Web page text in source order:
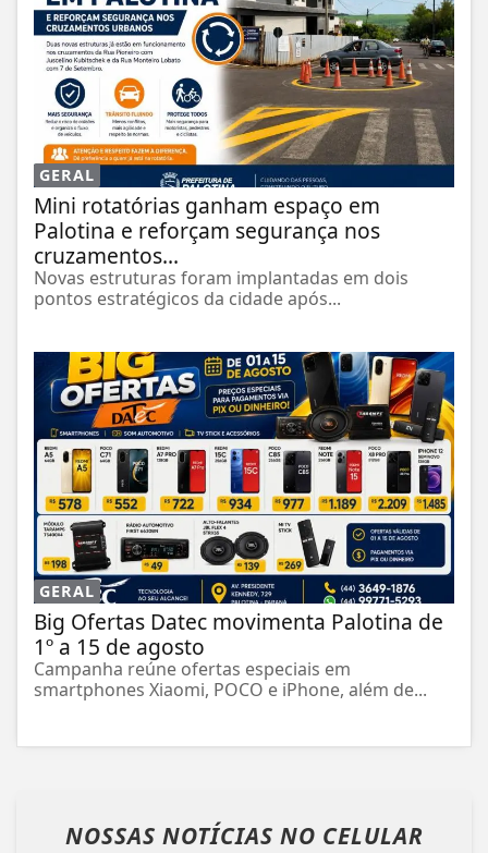
GERAL
Mini rotatórias ganham espaço em
Palotina e reforçam segurança nos
cruzamentos...
Novas estruturas foram implantadas em dois
pontos estratégicos da cidade após...
GERAL
Big Ofertas Datec movimenta Palotina de
1º a 15 de agosto
Campanha reúne ofertas especiais em
smartphones Xiaomi, POCO e iPhone, além de...
NOSSAS NOTÍCIAS NO CELULAR